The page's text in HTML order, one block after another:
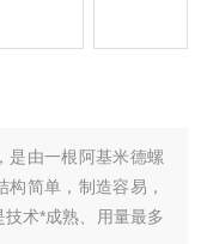
是由一根阿基米德螺
简单，制造容易，
术*成熟、用量最多